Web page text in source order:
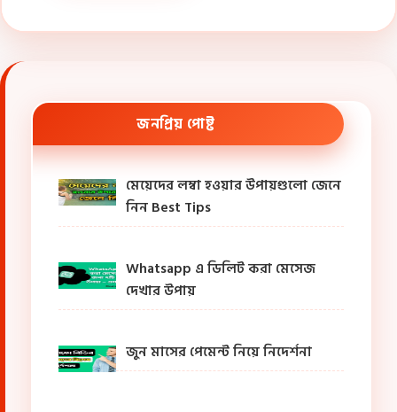
জনপ্রিয় পোষ্ট
মেয়েদের লম্বা হওয়ার উপায়গুলো জেনে
নিন Best Tips
Whatsapp এ ডিলিট করা মেসেজ
দেখার উপায়
জুন মাসের পেমেন্ট নিয়ে নিদের্শনা